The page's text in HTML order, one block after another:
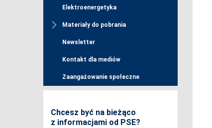
Elektroenergetyka
Materiały do pobrania
Newsletter
Kontakt dla mediów
Zaangażowanie społeczne
Chcesz być na bieżąco
z informacjami od PSE?